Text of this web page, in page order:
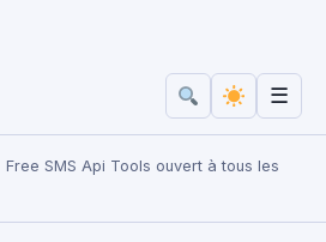
☰
Free SMS Api Tools ouvert à tous les